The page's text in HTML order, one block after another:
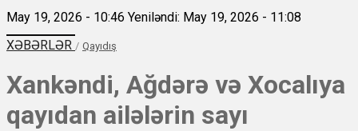
May 19, 2026 - 10:46 Yeniləndi: May 19, 2026 - 11:08
XƏBƏRLƏR / Qayıdış
Xankəndi, Ağdərə və Xocalıya
qayıdan ailələrin sayı